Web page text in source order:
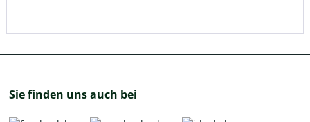
Sie finden uns auch bei